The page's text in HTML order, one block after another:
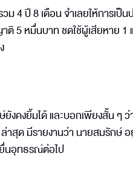
4 ปี 8 เดือน จำเลยให้การเป็น
ติ 5 หมื่นบาท ชดใช้ผู้เสียหาย
คงยิ้มได้ และบอกเพียงสั้น ๆ
าสุด มีรายงานว่า นายสมรักษ์
นอุทธรณ์ต่อไป